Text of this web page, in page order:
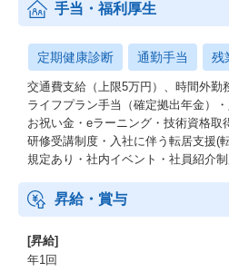
手当・福利厚生
定期健康診断 通勤手当 残
交通費支給（上限5万円）、時間外勤
ライフプラン手当（確定拠出年金）
お祝い金・eラーニング・技術資格
研修受講制度・入社に伴う転居支援(
規定あり・社内イベント・社員紹介
昇給・賞与
[昇給]
年1回